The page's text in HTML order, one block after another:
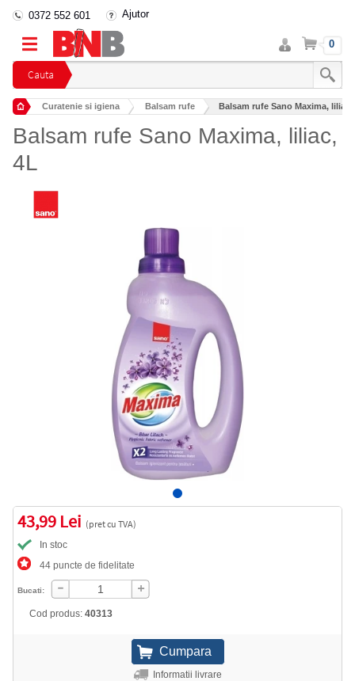
Cauta
0372 552 601 Ajutor
Intra
in
cont
Cos 0
Curatenie si igiena Balsam rufe Balsam rufe Sano Maxima, liliac,
Balsam rufe Sano Maxima, liliac,
4L
43,99 Lei (pret cu TVA)
In stoc
44 puncte de fidelitate
Bucati:
Cod produs: 40313
Informatii livrare